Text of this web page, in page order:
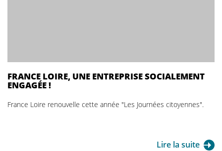
FRANCE LOIRE, UNE ENTREPRISE SOCIALEMENT
ENGAGÉE !
France Loire renouvelle cette année "Les Journées citoyennes".
Lire la suite